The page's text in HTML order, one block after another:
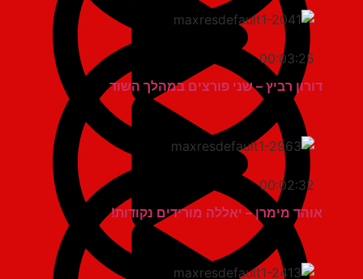
00:03:25
דורון רביץ – שני פורצים במהלך השוד
00:02:32
אוהד מימרן – יאללה מורידים נקודות!